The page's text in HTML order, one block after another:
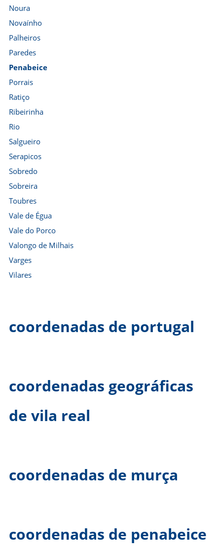
Noura
Novaínho
Palheiros
Paredes
Penabeice
Porrais
Ratiço
Ribeirinha
Rio
Salgueiro
Serapicos
Sobredo
Sobreira
Toubres
Vale de Égua
Vale do Porco
Valongo de Milhais
Varges
Vilares
coordenadas de portugal
coordenadas geográficas
de vila real
coordenadas de murça
coordenadas de penabeice